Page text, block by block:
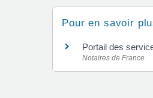
Pour en savoir
Portail des
Notaires de France